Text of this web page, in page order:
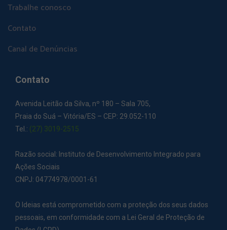
Trabalhe conosco
Contato
Canal de Denúncias
Contato
Avenida Leitão da Silva, nº 180 – Sala 705,
Praia do Suá – Vitória/ES – CEP: 29.052-110
Tel.: (27) 3019-2515
Razão social: Instituto de Desenvolvimento Integrado para
Ações Sociais
CNPJ: 04774978/0001-61
O Ideias está comprometido com a proteção dos seus dados
pessoais, em conformidade com a Lei Geral de Proteção de